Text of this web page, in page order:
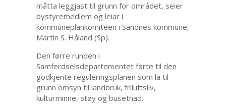
måtta leggjast til grunn for området, seier
bystyremedlem og leiar i
kommuneplankomiteen i Sandnes kommune,
Martin S. Håland (Sp).
Den førre runden i
Samferdselsdepartementet førte til den
godkjente reguleringsplanen som la til
grunn omsyn til landbruk, friluftsliv,
kulturminne, støy og busetnad.